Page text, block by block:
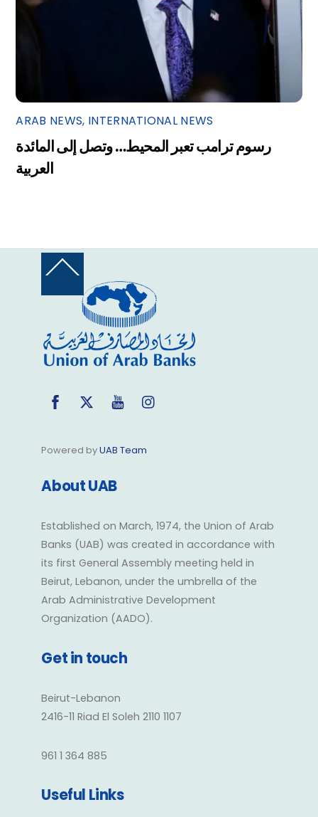
ARAB NEWS, INTERNATIONAL NEWS
رسوم ترامب تعبر المحيط… وتصل إلى المائدة
العربية
Back
Top
FacebookTwitter YouTube
Powered byUAB Team
About UAB
Established on March, 1974, the Union of Arab
Banks (UAB) was created in accordance with
its first General Assembly meeting held in
Beirut, Lebanon, under the umbrella of the
Arab Administrative Development
Organization (AADO).
Get in touch
Beirut-Lebanon
2416-11 Riad El Soleh 2110 1107
961 1 364 885
Useful Links